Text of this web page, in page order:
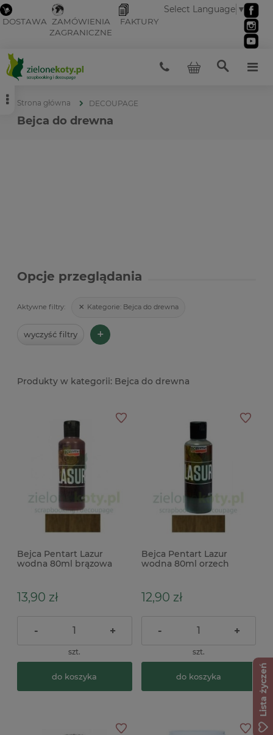
DOSTAWA ZAMÓWIENIA
ZAGRANICZNE
FAKTURY
Select Language ▼
Strona główna DECOUPAGE
Bejca do drewna
Opcje przeglądania
Aktywne filtry: Kategorie: Bejca do drewna
wyczyść filtry +
Bejca do drewna
Bejca Pentart Lazur
wodna 80ml brązowa
13,90 zł
- +
szt.
do koszyka
Bejca Pentart Lazur
wodna 80ml orzech
12,90 zł
- +
szt.
do koszyka Lista życzeń